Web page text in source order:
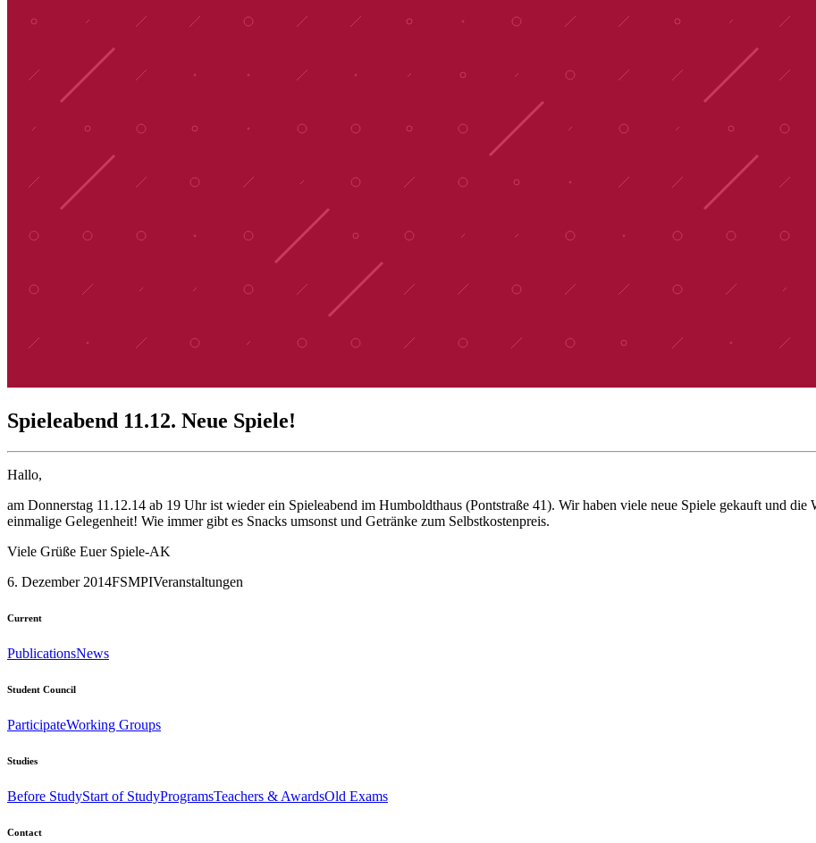
Spieleabend 11.12. Neue Spiele!
Hallo,
am Donnerstag 11.12.14 ab 19 Uhr ist wieder ein Spieleabend im Humboldthaus (Pontstraße 41). Wir haben viele neue Spiele gekauft und
einmalige Gelegenheit! Wie immer gibt es Snacks umsonst und Getränke zum Selbstkostenpreis.
Viele Grüße Euer Spiele-AK
6. Dezember 2014FSMPIVeranstaltungen
Current
PublicationsNews
Student Council
ParticipateWorking Groups
Studies
Before StudyStart of StudyProgramsTeachers & AwardsOld Exams
Contact